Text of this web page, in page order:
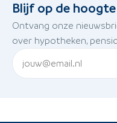
Blijf op de hoogte
Ontvang onze
over hypotheken,